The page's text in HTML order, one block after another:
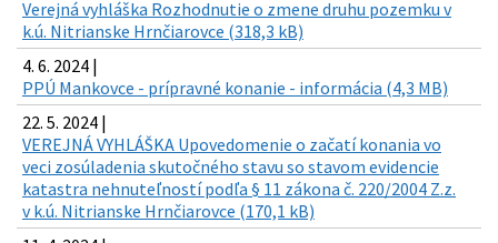
Verejná vyhláška Rozhodnutie o zmene druhu pozemku v
k.ú. Nitrianske Hrnčiarovce (318,3 kB)
4. 6. 2024 |
PPÚ Mankovce - prípravné konanie - informácia (4,3 MB)
22. 5. 2024 |
VEREJNÁ VYHLÁŠKA Upovedomenie o začatí konania vo
veci zosúladenia skutočného stavu so stavom evidencie
katastra nehnuteľností podľa § 11 zákona č. 220/2004 Z.z.
v k.ú. Nitrianske Hrnčiarovce (170,1 kB)